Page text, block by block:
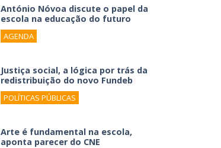
António Nóvoa discute o papel da
escola na educação do futuro
AGENDA
Justiça social, a lógica por trás da
redistribuição do novo Fundeb
POLÍTICAS PÚBLICAS
Arte é fundamental na escola,
aponta parecer do CNE